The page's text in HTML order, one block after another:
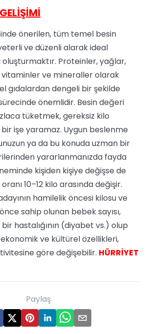
önerilen, tüm temel besin
ve düzenli alarak ideal
Proteinler, yağlar,
ve mineraller olarak
gıdalardan dengeli bir şekilde
önemlidir. Besin değeri
tüketmek, gereksiz kilo
işe yaramaz. Uygun beslenme
ya da bu konuda uzman bir
yararlanmanızda fayda
kişiden kişiye değişse de
10–12 kilo arasında değişir.
hamilelik öncesi kilosu ve
sahip olunan bebek sayısı,
hastalığının (diyabet vs.) olup
ve kültürel özellikleri,
göre değişebilir. HÜRRİYET
Paylaş